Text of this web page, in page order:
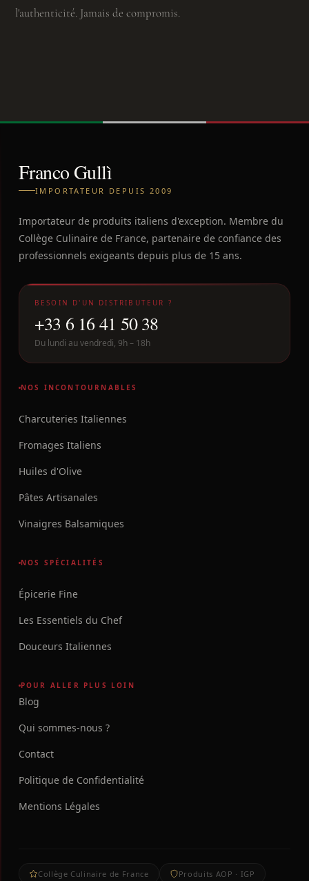
l'authenticité. Jamais de compromis.
Franco Gullì
IMPORTATEUR DEPUIS 2009
Importateur de produits italiens d'exception. Membre du
Collège Culinaire de France, partenaire de confiance des
professionnels exigeants depuis plus de 15 ans.
BESOIN D'UN DISTRIBUTEUR ?
+33 6 16 41 50 38
Du lundi au vendredi, 9h – 18h
NOS INCONTOURNABLES
Charcuteries Italiennes
Fromages Italiens
Huiles d'Olive
Pâtes Artisanales
Vinaigres Balsamiques
NOS SPÉCIALITÉS
Épicerie Fine
Les Essentiels du Chef
Douceurs Italiennes
POUR ALLER PLUS LOIN
Blog
Qui sommes-nous ?
Contact
Politique de Confidentialité
Mentions Légales
Collège Culinaire de France Produits AOP · IGP